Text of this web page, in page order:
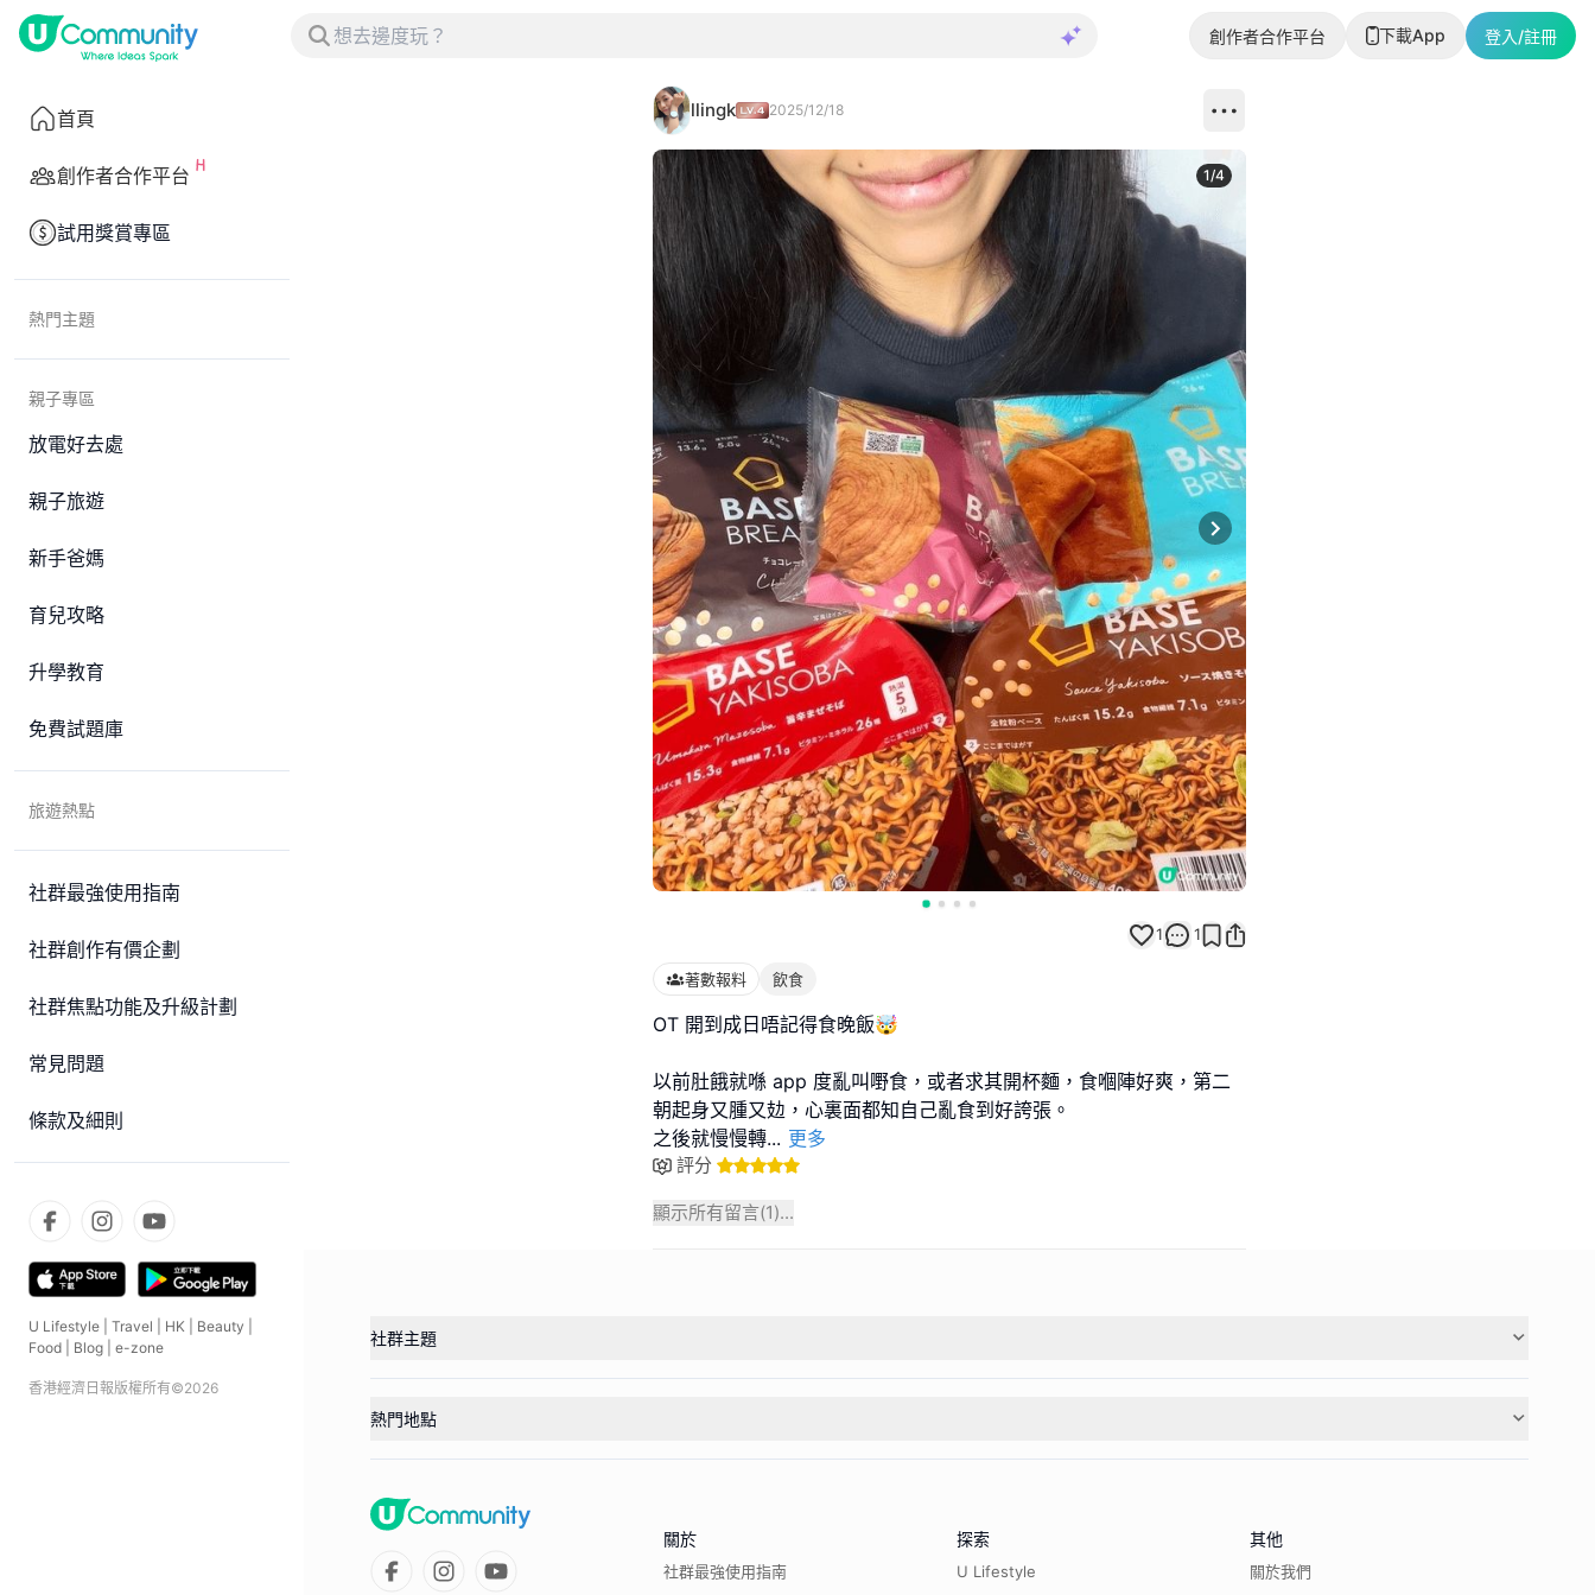
創作者合作平台 下載App 登入/註冊
首頁
創作者合作平台
試用獎賞專區
熱門主題
親子專區
放電好去處
親子旅遊
新手爸媽
育兒攻略
升學教育
免費試題庫
旅遊熱點
社群最強使用指南
社群創作有價企劃
社群焦點功能及升級計劃
常見問題
條款及細則
U Lifestyle Travel HK Beauty
Food
Blog e-zone
香港經濟日報版權所有©2026
llingk 2025/12/18
Next slide
1/4
1 1
著數報料 飲食
OT 開到成日唔記得食晚飯🤯
以前肚餓就喺 app 度亂叫嘢食，或者求其開杯麵，食嗰陣好爽，第二
朝起身又腫又攰，心裏面都知自己亂食到好誇張。
之後就慢慢轉... 更多
評分
顯示所有留言(1)...
社群主題
熱門地點
關於
社群最強使用指南
探索
U Lifestyle
其他
關於我們